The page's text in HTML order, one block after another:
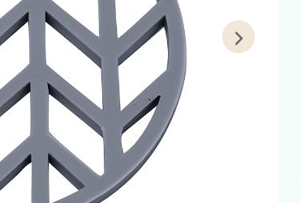
Linderud
vei 38, 0594 Oslo
10-19